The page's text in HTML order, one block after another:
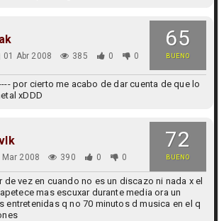
65
BUENO
01 Abr 2008 385 0 0
por cierto me acabo de dar cuenta de que lo
xDDD
72
BUENO
Mar 2008 390 0 0
vez en cuando no es un discazo ni nada x el
mas escuxar durante media ora un
entretenidas q no 70 minutos d musica en el q